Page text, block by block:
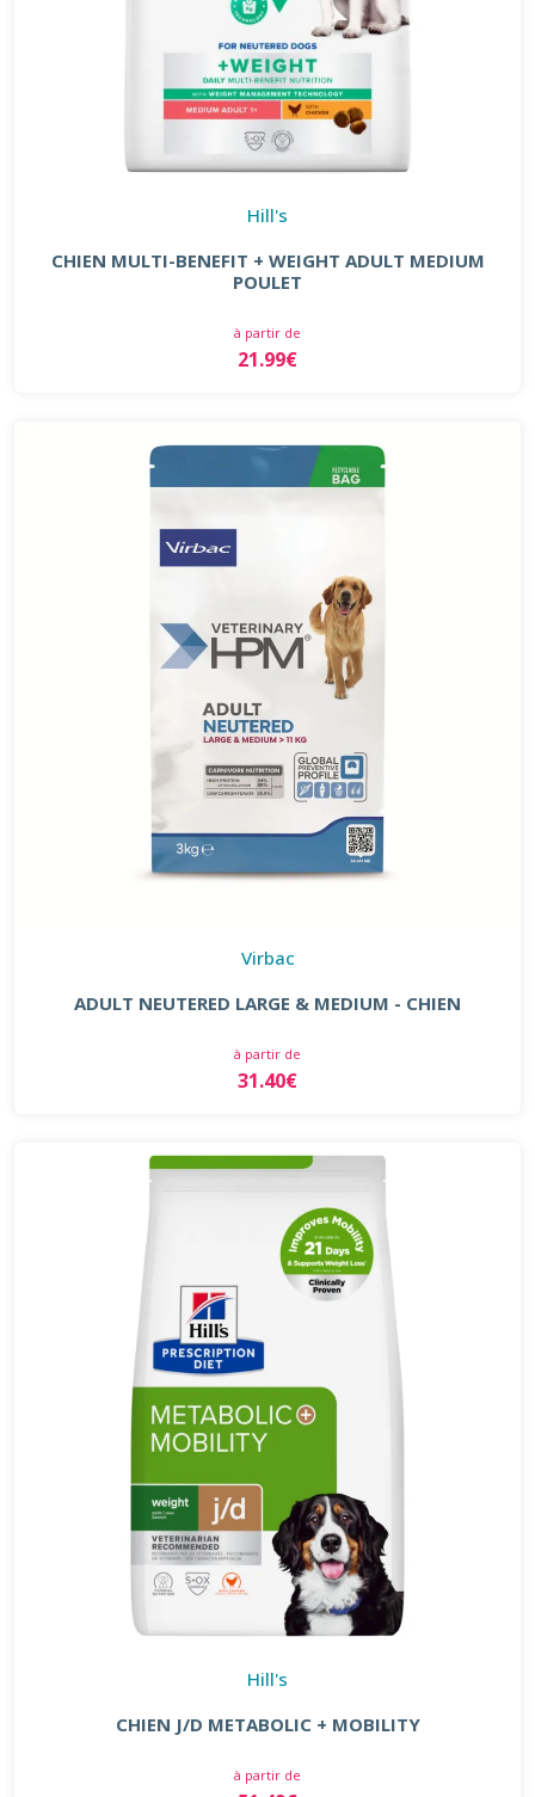
Hill's
CHIEN MULTI-BENEFIT + WEIGHT ADULT MEDIUM
POULET
à partir de
21.99€
Virbac
ADULT NEUTERED LARGE & MEDIUM - CHIEN
à partir de
31.40€
Hill's
CHIEN J/D METABOLIC + MOBILITY
à partir de